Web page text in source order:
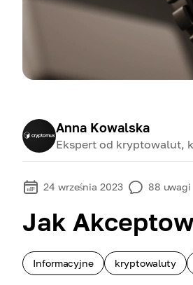
Anna Kowalska
Ekspert od kryptowalut,
24 września 2023 88 uwagi
Jak
Informacyjne kryptowaluty